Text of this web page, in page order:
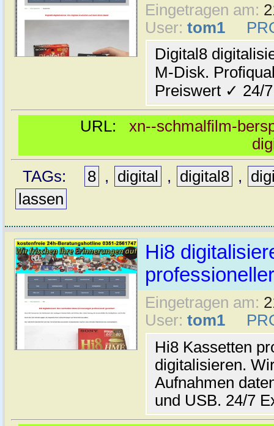
Eingetragen am:
User: tom1
Digital8
M-Disk.
Preiswert ✓ 24/
URL: xn--schmalfilm-
TAGs:
8 , digital , digital8 ,
lassen
Hi8
Eingetragen am:
User: tom1
Hi8 Kassetten
digitalisieren.
Aufnahmen
und USB. 24/7